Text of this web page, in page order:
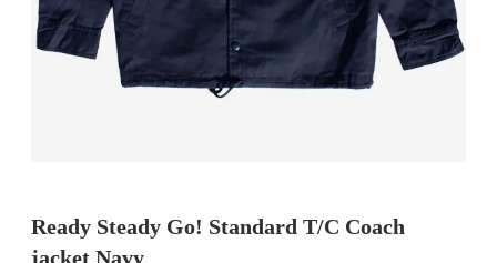
Ready Steady Go! Standard T/C Coach
jacket Navy